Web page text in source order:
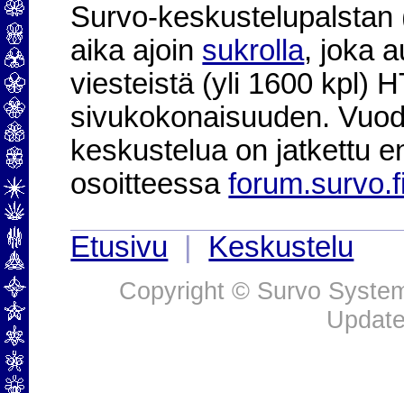
Survo-
aika ajoin sukrolla, joka
viesteistä (yli 1600 kpl)
sivukokonaisuuden.
keskustelua on jatkettu
osoitteessa
Etusivu
Keskustelu
Copyright © Survo